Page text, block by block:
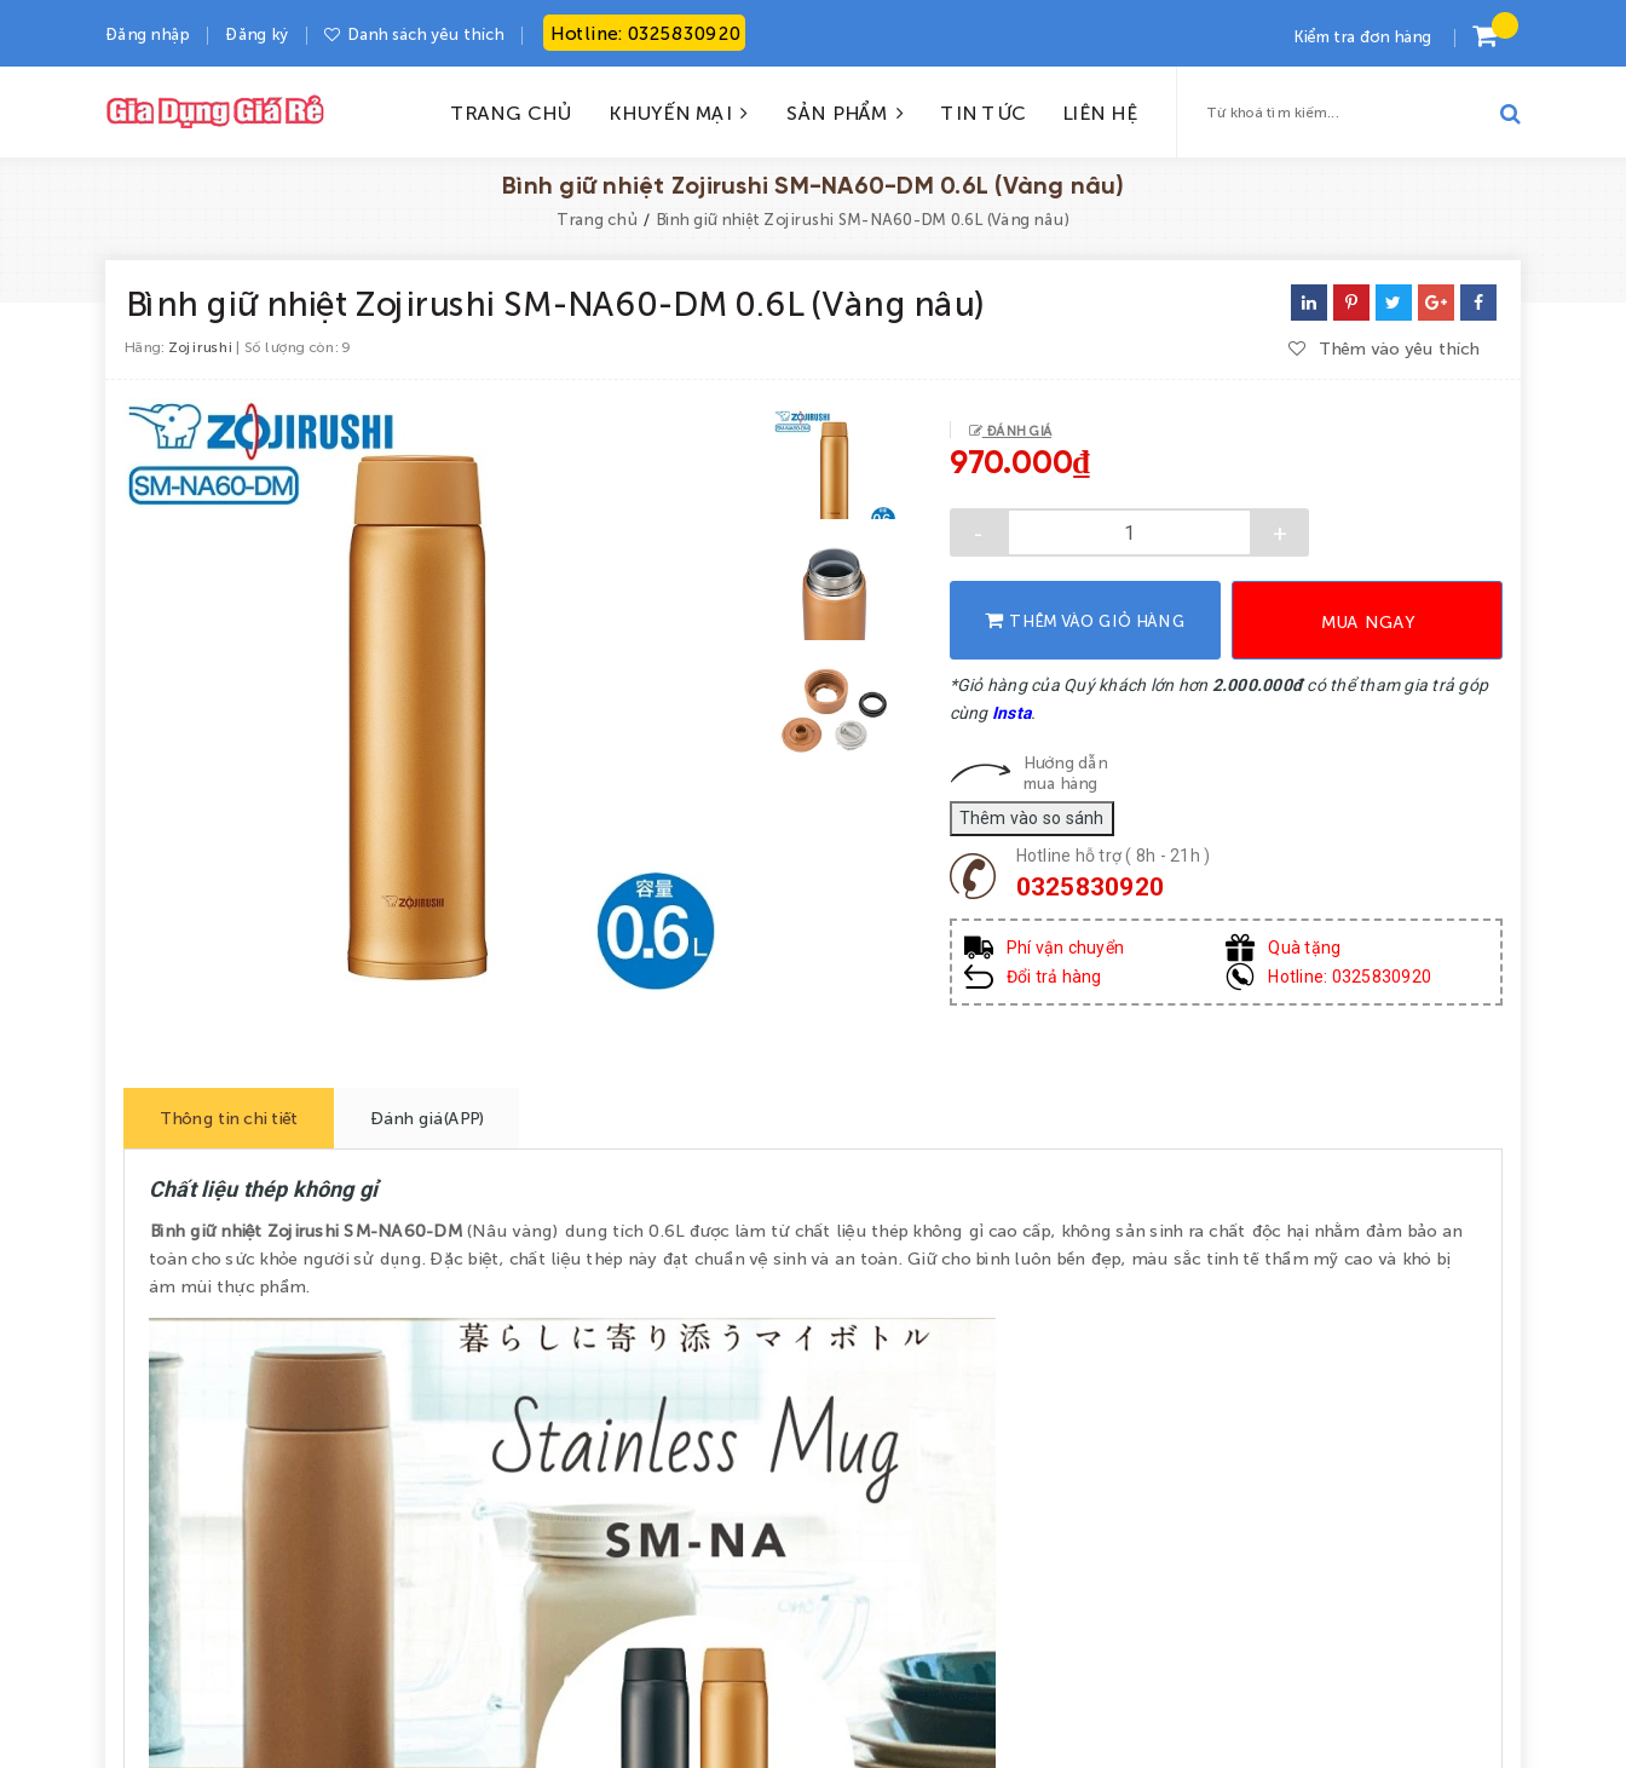
Đăng nhập Đăng ký Danh sách yêu thích Hotline: 0325830920 Kiểm tra đơn hàng
TRANG CHỦ KHUYẾN MẠI SẢN PHẨM TIN TỨC LIÊN HỆ
Bình giữ nhiệt Zojirushi SM-NA60-DM 0.6L (Vàng nâu)
Trang chủ / Bình giữ nhiệt Zojirushi SM-NA60-DM 0.6L (Vàng nâu)
Bình giữ nhiệt Zojirushi SM-NA60-DM 0.6L (Vàng nâu)
Hãng: Zojirushi| Số lượng còn: 9 Thêm vào yêu thích
ĐÁNH GIÁ
970.000₫
- +
THÊM VÀO GIỎ HÀNG MUA NGAY
*Giỏ hàng của Quý khách lớn hơn 2.000.000đcó thể tham gia trả góp
cùng Insta.
Hướng dẫn
mua hàng
Hotline hỗ trợ ( 8h - 21h )
0325830920
Phí vận chuyển
Quà tặng
Đổi trả hàng
Hotline: 0325830920
Thông tin chi tiết Đánh giá(APP)
Chất liệu thép không gỉ
Bình giữ nhiệt Zojirushi SM-NA60-DM(Nâu vàng) dung tích 0.6L được làm từ chất liệu thép không gỉ cao cấp, không sản sinh ra chất độc hại nhằm đảm bảo an
toàn cho sức khỏe người sử dụng. Đặc biệt, chất liệu thép này đạt chuẩn vệ sinh và an toàn. Giữ cho bình luôn bền đẹp, màu sắc tinh tế thẩm mỹ cao và khó bị
ám mùi thực phẩm.